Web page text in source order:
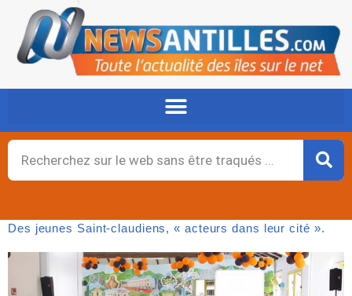
contenu
Rechercher
Des jeunes Saint-claudiens, « acteurs dans leur cité ».